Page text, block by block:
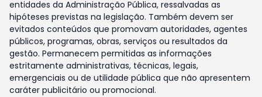
entidades da Administração Pública, ressalvadas as
hipóteses previstas na legislação. Também devem ser
evitados conteúdos que promovam autoridades, agentes
públicos, programas, obras, serviços ou resultados da
gestão. Permanecem permitidas as informações
estritamente administrativas, técnicas, legais,
emergenciais ou de utilidade pública que não apresentem
caráter publicitário ou promocional.